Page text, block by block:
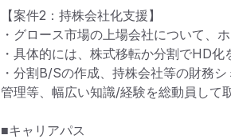
【案件2：持株会社化支援】
・グロース市場の上場会社について、
・具体的には、株式移転か分割でHD
・分割B/Sの作成、持株会社等の財務
管理等、幅広い知識/経験を総動員して
■キャリアパス